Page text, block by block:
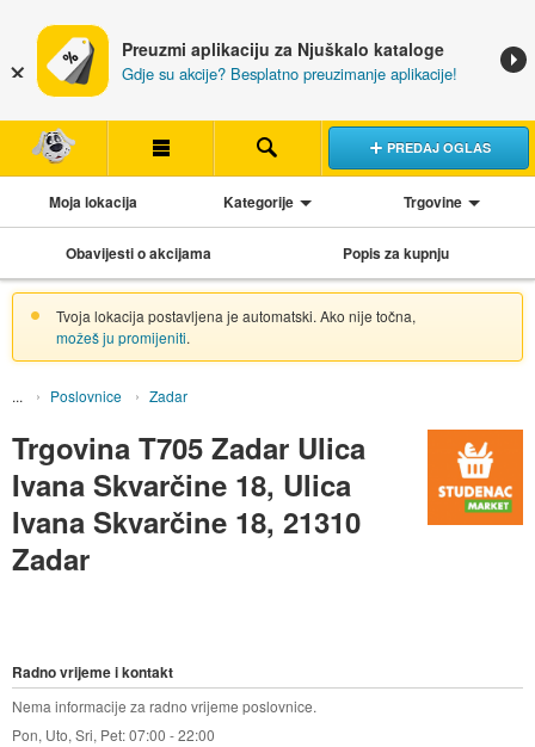
Preuzmi aplikaciju za Njuškalo kataloge
Gdje su akcije? Besplatno preuzimanje aplikacije!
PREDAJ OGLAS
Moja lokacija Kategorije Trgovine
Obavijesti o akcijama Popis za kupnju
Tvoja lokacija postavljena je automatski. Ako nije točna,
možeš ju promijeniti.
Poslovnice Zadar
Trgovina T705 Zadar Ulica
Ivana Skvarčine 18, Ulica
Ivana Skvarčine 18, 21310
Zadar
Radno vrijeme i kontakt
Nema informacije za radno vrijeme poslovnice.
Pon, Uto, Sri, Pet: 07:00 - 22:00